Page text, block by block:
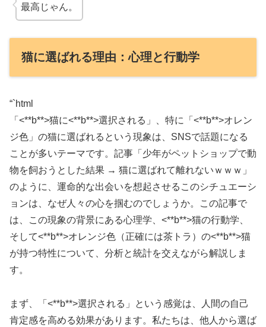
最高じゃん。
猫に選ばれる理由：心理と行動学
“`html
「<**b**>猫に<**b**>選択される」、特に「<**b**>オレン
ジ色」の猫に選ばれるという現象は、SNSで話題になる
ことが多いテーマです。記事「少年がペットショップで動
物を飼おうとした結果 → 猫に選ばれて離れないｗｗｗ」
のように、運命的な出会いを想起させるこのシチュエーシ
ョンは、なぜ人々の心を掴むのでしょうか。この記事で
は、この現象の背景にある心理学、<**b**>猫の行動学、
そして<**b**>オレンジ色（正確には茶トラ）の<**b**>猫
が持つ特性について、分析と統計を交えながら解説しま
す。
まず、「<**b**>選択される」という感覚は、人間の自己
肯定感を高める効果があります。私たちは、他人から選ば